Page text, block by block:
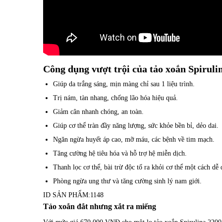
Công dụng vượt trội của tảo xoắn
Giúp da trắng sáng, mịn màng chỉ sau 1 liệu trình.
Trị nám, tàn nhang, chống lão hóa hiệu quả.
Giảm cân nhanh chóng, an toàn.
Giúp cơ thể tràn đầy năng lượng, sức khỏe bền bỉ, dẻo dai.
Ngăn ngừa huyết áp cao, mỡ máu, các bệnh về tim mạch.
Tăng cường hệ tiêu hóa và hỗ trợ hệ miễn dịch.
Thanh lọc cơ thể, bài trừ độc tố ra khỏi cơ thể một cách dễ
Phòng ngừa ung thư và tăng cường sinh lý nam giới.
ID SẢN PHẨM:1148
Tảo xoắn đắt nhưng xắt ra miếng